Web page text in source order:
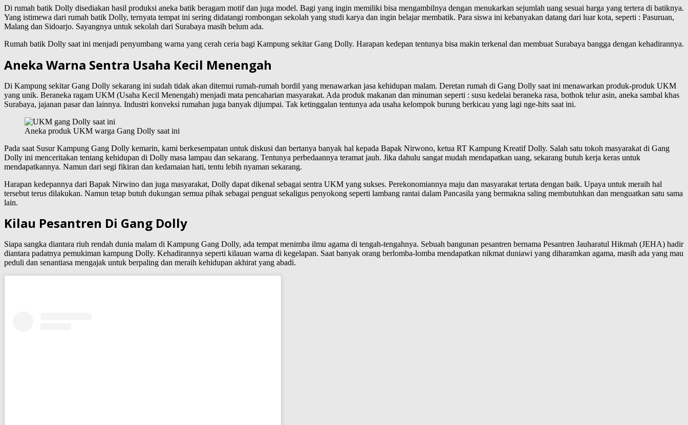
Di rumah batik Dolly disediakan hasil produksi aneka batik beragam motif dan juga model. Bagi yang ingin memiliki bisa mengambilnya dengan menukarkan sejumlah uang sesuai harga yang tertera di batiknya.
Yang istimewa dari rumah batik Dolly, ternyata tempat ini sering didatangi rombongan sekolah yang studi karya dan ingin belajar membatik. Para siswa ini kebanyakan datang dari luar kota, seperti : Pasuruan,
Malang dan Sidoarjo. Sayangnya untuk sekolah dari Surabaya masih belum ada.
Rumah batik Dolly saat ini menjadi penyumbang warna yang cerah ceria bagi Kampung sekitar Gang Dolly. Harapan kedepan tentunya bisa makin terkenal dan membuat Surabaya bangga dengan kehadirannya.
Aneka Warna Sentra Usaha Kecil Menengah
Di Kampung sekitar Gang Dolly sekarang ini sudah tidak akan ditemui rumah-rumah bordil yang menawarkan jasa kehidupan malam. Deretan rumah di Gang Dolly saat ini menawarkan produk-produk UKM
yang unik. Beraneka ragam UKM (Usaha Kecil Menengah) menjadi mata pencaharian masyarakat. Ada produk makanan dan minuman seperti : susu kedelai beraneka rasa, bothok telur asin, aneka sambal khas
Surabaya, jajanan pasar dan lainnya. Industri konveksi rumahan juga banyak dijumpai. Tak ketinggalan tentunya ada usaha kelompok burung berkicau yang lagi nge-hits saat ini.
Aneka produk UKM warga Gang Dolly saat ini
Pada saat Susur Kampung Gang Dolly kemarin, kami berkesempatan untuk diskusi dan bertanya banyak hal kepada Bapak Nirwono, ketua RT Kampung Kreatif Dolly. Salah satu tokoh masyarakat di Gang
Dolly ini menceritakan tentang kehidupan di Dolly masa lampau dan sekarang. Tentunya perbedaannya teramat jauh. Jika dahulu sangat mudah mendapatkan uang, sekarang butuh kerja keras untuk
mendapatkannya. Namun dari segi fikiran dan kedamaian hati, tentu lebih nyaman sekarang.
Harapan kedepannya dari Bapak Nirwino dan juga masyarakat, Dolly dapat dikenal sebagai sentra UKM yang sukses. Perekonomiannya maju dan masyarakat tertata dengan baik. Upaya untuk meraih hal
tersebut terus dilakukan. Namun tetap butuh dukungan semua pihak sebagai penguat sekaligus penyokong seperti lambang rantai dalam Pancasila yang bermakna saling membutuhkan dan menguatkan satu sama
lain.
Kilau Pesantren Di Gang Dolly
Siapa sangka diantara riuh rendah dunia malam di Kampung Gang Dolly, ada tempat menimba ilmu agama di tengah-tengahnya. Sebuah bangunan pesantren bernama Pesantren Jauharatul Hikmah (JEHA) hadir
diantara padatnya pemukiman kampung Dolly. Kehadirannya seperti kilauan warna di kegelapan. Saat banyak orang berlomba-lomba mendapatkan nikmat duniawi yang diharamkan agama, masih ada yang mau
peduli dan senantiasa mengajak untuk berpaling dan meraih kehidupan akhirat yang abadi.